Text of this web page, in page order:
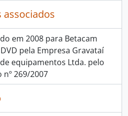
associados
em 2008 para Betacam
pela Empresa Gravataí
equipamentos Ltda. pelo
269/2007